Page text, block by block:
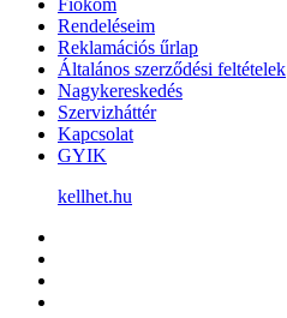
Fiókom
Rendeléseim
Reklamációs űrlap
Általános szerződési feltételek
Nagykereskedés
Szervizháttér
Kapcsolat
GYIK
kellhet.hu